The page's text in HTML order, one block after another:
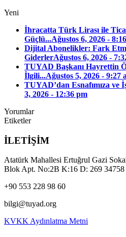
Yeni
İhracatta Türk Lirası ile
Güçlü...Ağustos 6, 2026 -
Dijital Abonelikler: Fark
GiderlerAğustos 6, 2026 -
TUYAD Başkanı Hayrettin
İlgili...Ağustos 5, 2026 - 9:27
TUYAD’dan Esnafımıza ve
3, 2026 - 12:36 pm
Yorumlar
Etiketler
İLETİŞİM
Atatürk Mahallesi Ertuğrul Gazi
Blok Apt. No:2B K:16 D: 269 34758
+90 553 228 98 60
bilgi@tuyad.org
KVKK Aydınlatma Metni